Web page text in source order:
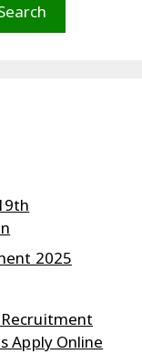
2025
Apply Online